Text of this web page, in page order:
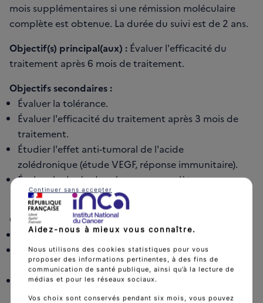
mois supplémentaires si une rémission moléculaire
complète est obtenue. La durée du suivi est de 2 ans.
Objectif(s) principal(aux) : Évaluer l'efficacité du
traitement après 6 mois de traitement.
Objectifs secondaires :
Évaluer la tolérance.
Évaluer l'efficacité du traitement après 3 mois de
traitement.
Étudier l'effet anti-tumoral de l'acide
zolédronique (étude VEGF, réponse immunitaire).
Évaluer la durée des réponses complètes
moléculaires durant les 6 mois qui suivent.
Critères d’inclusion :
Age ≥ 18 ans.
Leucémie myéloïde chronique Ph+ confirmée par
analyse cytogénétique ou LMC Ph- BCR-ABL+.
Leucémie myéloïde phase chronique : < 15% de
blastes dans le sang et dans la moelle (avec ≤ 5%
Aidez-nous à mieux vous connaître.
Nous utilisons des cookies statistiques pour vous
proposer des informations pertinentes, à des fins de
communication de santé publique, ainsi qu’à la lecture de
médias et pour les réseaux sociaux.
Vos choix sont conservés pendant six mois, vous pouvez
Continuer sans accepter